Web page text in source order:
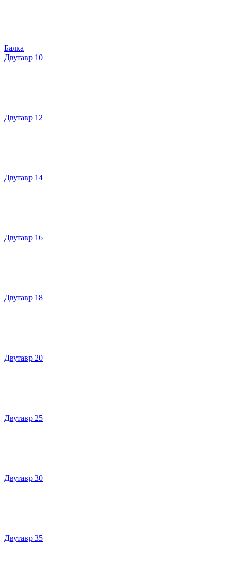
Балка
Двутавр 10
Двутавр 12
Двутавр 14
Двутавр 16
Двутавр 18
Двутавр 20
Двутавр 25
Двутавр 30
Двутавр 35